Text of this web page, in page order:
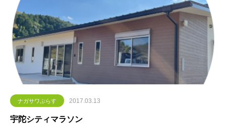
ナガサワぷらす 2017.03.13
宇陀シティマラソン